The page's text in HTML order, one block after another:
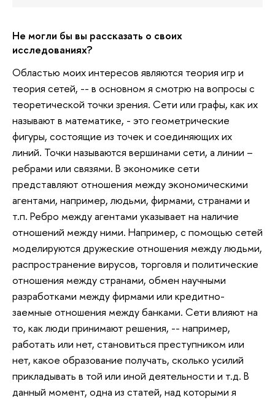
Не могли бы вы рассказать о своих
исследованиях?
Областью моих интересов являются теория игр и
теория сетей, -- в основном я смотрю на вопросы с
теоретической точки зрения. Сети или графы, как их
называют в математике, - это геометрические
фигуры, состоящие из точек и соединяющих их
линий. Точки называются вершинами сети, а линии –
ребрами или связями. В экономике сети
представляют отношения между экономическими
агентами, например, людьми, фирмами, странами и
т.п. Ребро между агентами указывает на наличие
отношений между ними. Например, с помощью сетей
моделируются дружеские отношения между людьми,
распространение вирусов, торговля и политические
отношения между странами, обмен научными
разработками между фирмами или кредитно-
заемные отношения между банками. Сети влияют на
то, как люди принимают решения, -- например,
работать или нет, становиться преступником или
нет, какое образование получать, сколько усилий
прикладывать в той или иной деятельности и т.д. В
данный момент, одна из статей, над которыми я